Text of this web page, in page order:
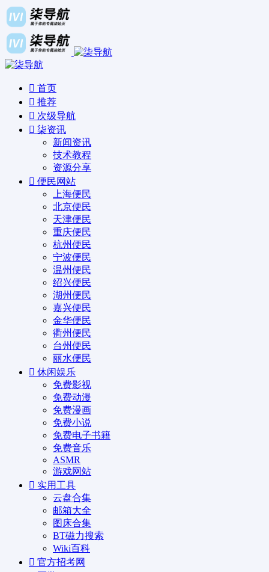
首页
推荐
次级导航
柒资讯
新闻资讯
技术教程
资源分享
便民网站
上海便民
北京便民
天津便民
重庆便民
杭州便民
宁波便民
温州便民
绍兴便民
湖州便民
嘉兴便民
金华便民
衢州便民
台州便民
丽水便民
休闲娱乐
免费影视
免费动漫
免费漫画
免费小说
免费电子书籍
免费音乐
ASMR
游戏网站
实用工具
云盘合集
邮箱大全
图床合集
BT磁力搜索
Wiki百科
官方招考网